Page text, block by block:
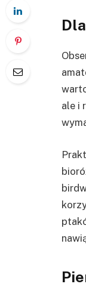
ale i